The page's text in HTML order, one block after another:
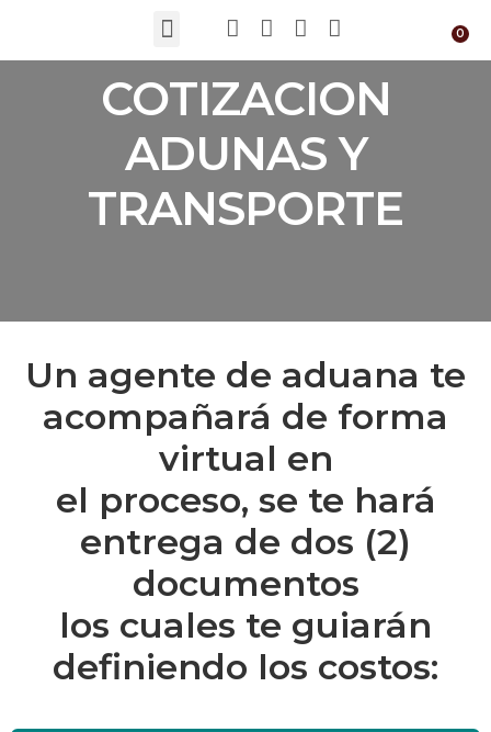
COTIZACION
ADUNAS Y
TRANSPORTE
Un agente de aduana te
acompañará de forma
virtual en
el proceso, se te hará
entrega de dos (2)
documentos
los cuales te guiarán
definiendo los costos: